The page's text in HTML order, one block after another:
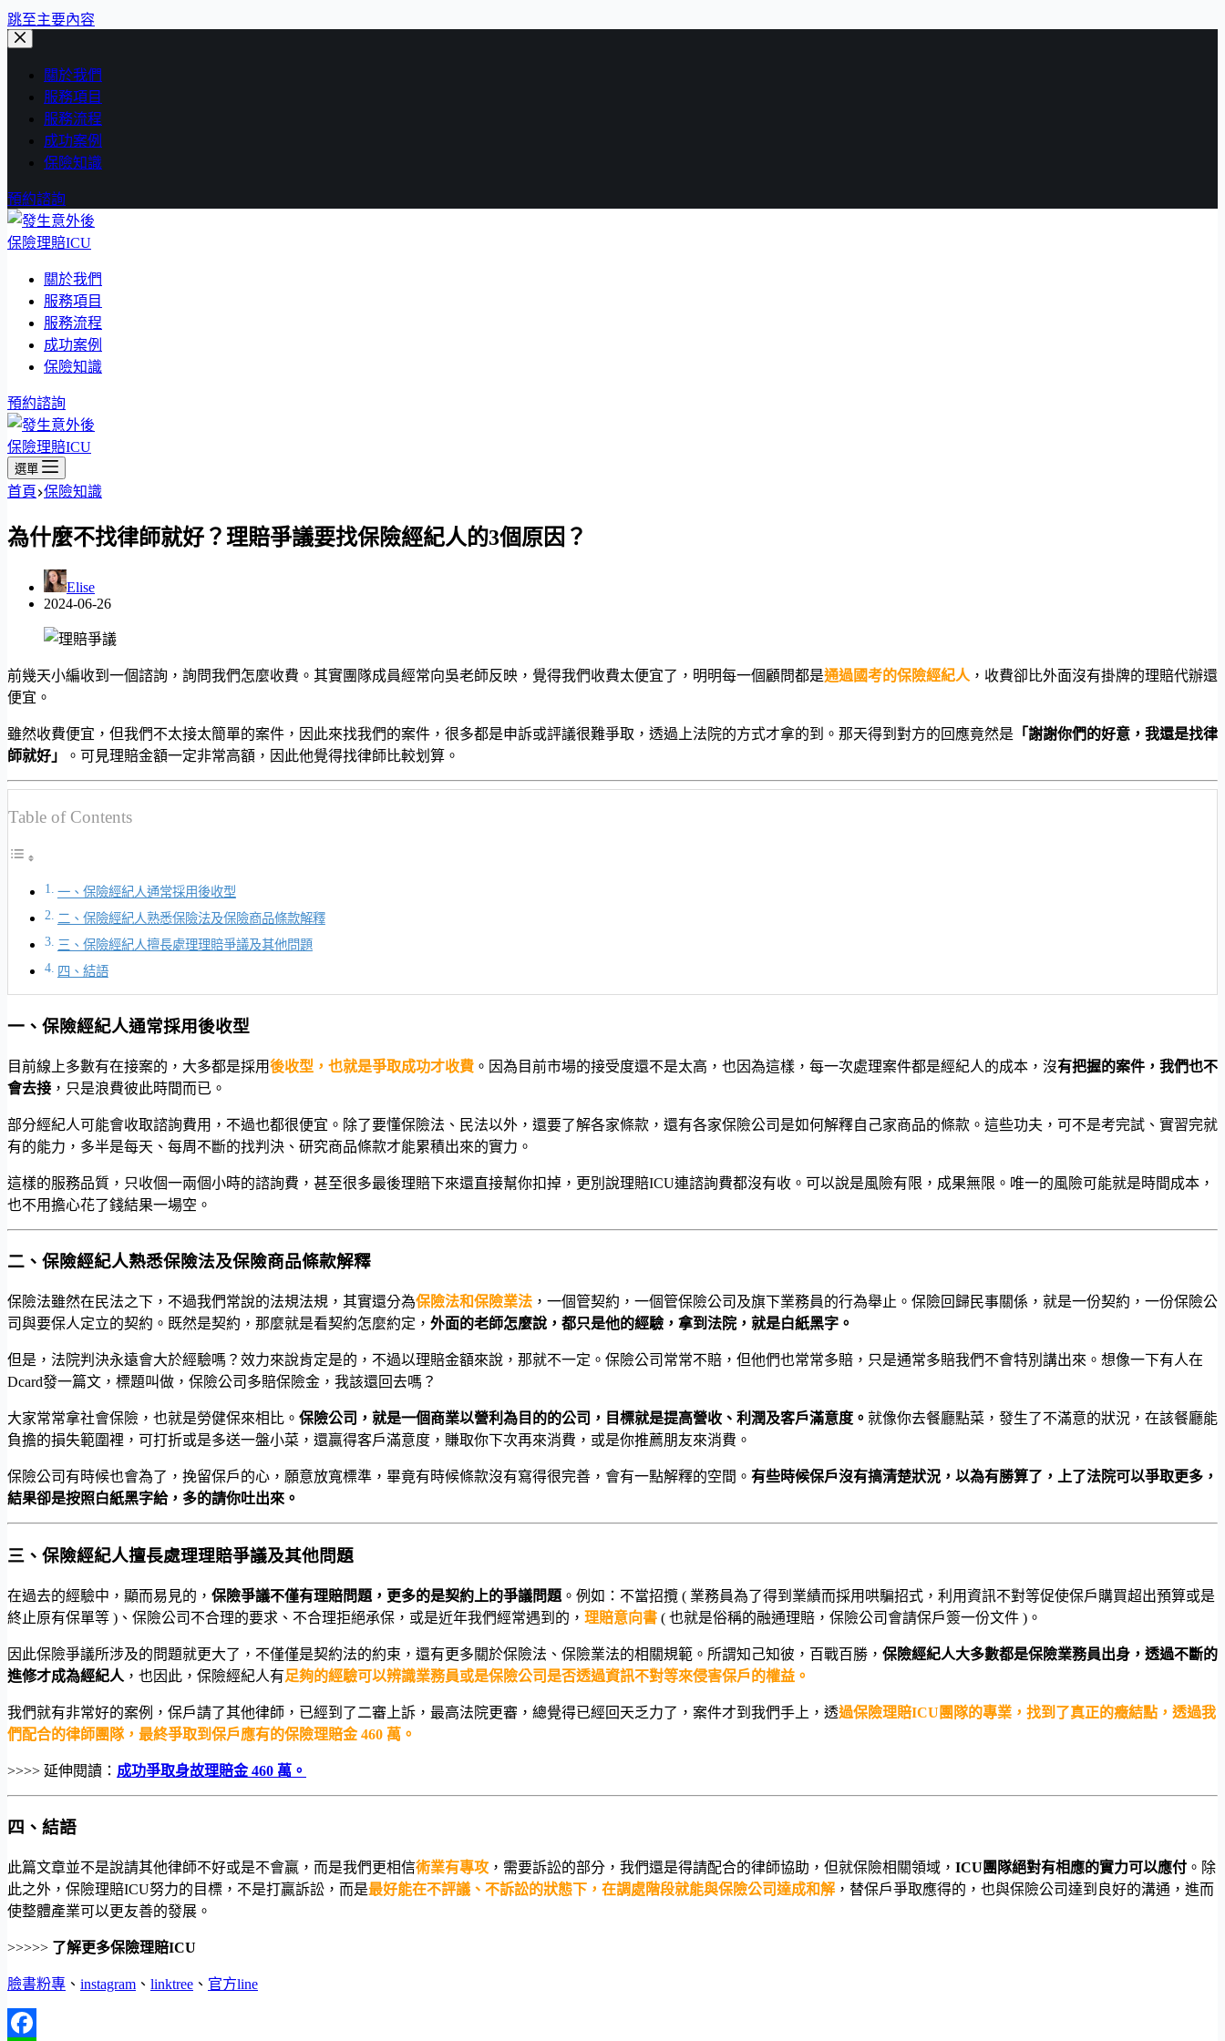
跳至主要內容
關於我們
服務項目
服務流程
成功案例
保險知識
預約諮詢
保險理賠ICU
關於我們
服務項目
服務流程
成功案例
保險知識
預約諮詢
保險理賠ICU
選單
首頁 保險知識
為什麼不找律師就好？理賠爭議要找保險經紀人的3個原因？
Elise
2024-06-26
前幾天小編收到一個諮詢，詢問我們怎麼收費。其實團隊成員經常向吳老師反映，覺得我們收費太便宜了，明明每一個顧問都是通過國考的保險經紀人 ，收費卻比外面沒有掛牌的理賠代辦還
便宜。
雖然收費便宜，但我們不太接太簡單的案件，因此來找我們的案件，很多都是申訴或評議很難爭取，透過上法院的方式才拿的到。那天得到對方的回應竟然是 「謝謝你們的好意，我還是找律
師就好」
。可見理賠金額一定非常高額，因此他覺得找律師比較划算。
Table of Contents
一、保險經紀人通常採用後收型
二、保險經紀人熟悉保險法及保險商品條款解釋
三、保險經紀人擅長處理理賠爭議及其他問題
四、結語
一、保險經紀人通常採用後收型
目前線上多數有在接案的，大多都是採用後收型，也就是爭取成功才收費 。因為目前市場的接受度還不是太高，也因為這樣，每一次處理案件都是經紀人的成本，沒有把握的案件，我們也不
會去接 ，只是浪費彼此時間而已。
部分經紀人可能會收取諮詢費用，不過也都很便宜。除了要懂保險法、民法以外，還要了解各家條款，還有各家保險公司是如何解釋自己家商品的條款。這些功夫，可不是考完試、實習完就
有的能力，多半是每天、每周不斷的找判決、研究商品條款才能累積出來的實力。
這樣的服務品質，只收個一兩個小時的諮詢費，甚至很多最後理賠下來還直接幫你扣掉，更別說理賠ICU連諮詢費都沒有收。可以說是風險有限，成果無限。唯一的風險可能就是時間成本，
也不用擔心花了錢結果一場空。
二、保險經紀人熟悉保險法及保險商品條款解釋
保險法雖然在民法之下，不過我們常說的法規法規，其實還分為保險法和保險業法 ，一個管契約，一個管保險公司及旗下業務員的行為舉止。保險回歸民事關係，就是一份契約，一份保險公
司與要保人定立的契約。既然是契約，那麼就是看契約怎麼約定， 外面的老師怎麼說，都只是他的經驗，拿到法院，就是白紙黑字。
但是，法院判決永遠會大於經驗嗎？效力來說肯定是的，不過以理賠金額來說，那就不一定。保險公司常常不賠，但他們也常常多賠，只是通常多賠我們不會特別講出來。想像一下有人在
Dcard發一篇文，標題叫做，保險公司多賠保險金，我該還回去嗎？
大家常常拿社會保險，也就是勞健保來相比。 保險公司，就是一個商業以營利為目的的公司，目標就是提高營收、利潤及客戶滿意度。 就像你去餐廳點菜，發生了不滿意的狀況，在該餐廳能
負擔的損失範圍裡，可打折或是多送一盤小菜，還贏得客戶滿意度，賺取你下次再來消費，或是你推薦朋友來消費。
保險公司有時候也會為了，挽留保戶的心，願意放寬標準，畢竟有時候條款沒有寫得很完善，會有一點解釋的空間。 有些時候保戶沒有搞清楚狀況，以為有勝算了，上了法院可以爭取更多，
結果卻是按照白紙黑字給，多的請你吐出來。
三、保險經紀人擅長處理理賠爭議及其他問題
在過去的經驗中，顯而易見的， 保險爭議不僅有理賠問題，更多的是契約上的爭議問題 。例如：不當招攬 ( 業務員為了得到業績而採用哄騙招式，利用資訊不對等促使保戶購買超出預算或是
終止原有保單等 )、保險公司不合理的要求、不合理拒絕承保，或是近年我們經常遇到的， 理賠意向書 ( 也就是俗稱的融通理賠，保險公司會請保戶簽一份文件 )。
因此保險爭議所涉及的問題就更大了，不僅僅是契約法的約束，還有更多關於保險法、保險業法的相關規範。所謂知己知彼，百戰百勝， 保險經紀人大多數都是保險業務員出身，透過不斷的
進修才成為經紀人 ，也因此，保險經紀人有足夠的經驗可以辨識業務員或是保險公司是否透過資訊不對等來侵害保戶的權益。
我們就有非常好的案例，保戶請了其他律師，已經到了二審上訴，最高法院更審，總覺得已經回天乏力了，案件才到我們手上，透過保險理賠ICU團隊的專業，找到了真正的癥結點，透過我
們配合的律師團隊，最終爭取到保戶應有的保險理賠金 460 萬。
>>>> 延伸閱讀： 成功爭取身故理賠金 460 萬。
四、結語
此篇文章並不是說請其他律師不好或是不會贏，而是我們更相信術業有專攻 ，需要訴訟的部分，我們還是得請配合的律師協助，但就保險相關領域， ICU團隊絕對有相應的實力可以應付 。除
此之外，保險理賠ICU努力的目標，不是打贏訴訟，而是最好能在不評議、不訴訟的狀態下，在調處階段就能與保險公司達成和解 ，替保戶爭取應得的，也與保險公司達到良好的溝通，進而
使整體產業可以更友善的發展。
>>>>> 了解更多保險理賠ICU
臉書粉專 、 instagram 、 linktree 、 官方line